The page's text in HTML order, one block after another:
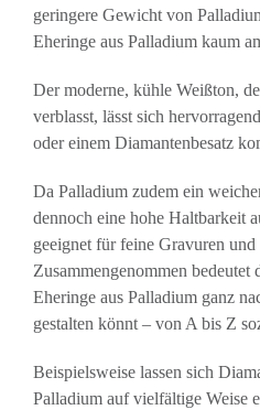
geringere Gewicht von
Eheringe aus Palladium kaum
Der moderne, kühle Weißton,
verblasst, lässt sich
oder einem Diamantenbesatz
Da Palladium zudem ein
dennoch eine hohe Haltbarkeit
geeignet für feine Gravuren
Zusammengenommen bedeutet
Eheringe aus Palladium ganz
gestalten könnt – von A bis Z
Beispielsweise lassen sich
Palladium auf vielfältige Weise